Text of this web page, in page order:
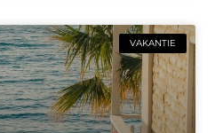
VAKANTIE